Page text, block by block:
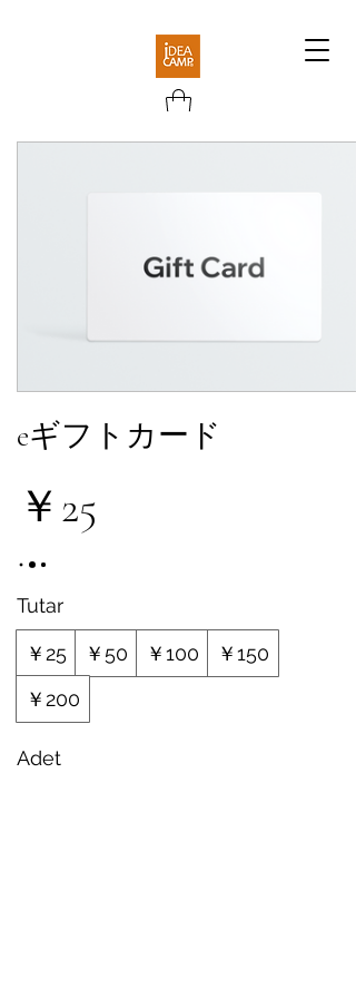
eギフトカード
￥25
Tutar
￥25 ￥50 ￥100
￥150
￥200
Adet